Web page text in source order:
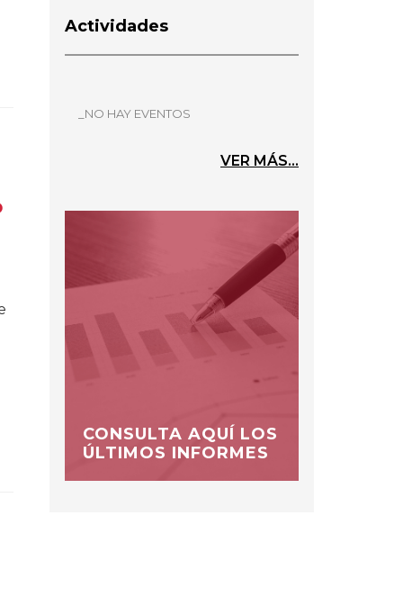
Actividades
_NO HAY EVENTOS
VER MÁS...
CONSULTA AQUÍ LOS
ÚLTIMOS INFORMES